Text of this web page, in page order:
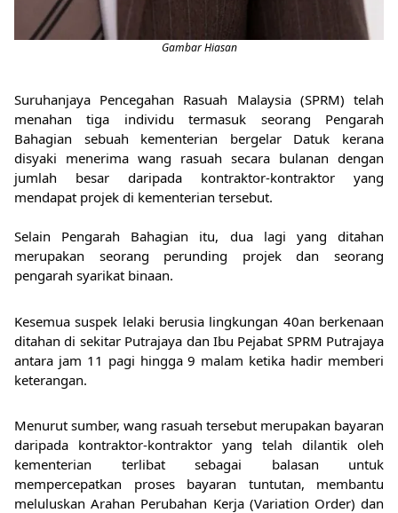
Gambar Hiasan
Suruhanjaya Pencegahan Rasuah Malaysia (SPRM) telah
menahan tiga individu termasuk seorang Pengarah
Bahagian sebuah kementerian bergelar Datuk kerana
disyaki menerima wang rasuah secara bulanan dengan
jumlah besar daripada kontraktor-kontraktor yang
mendapat projek di kementerian tersebut.
Selain Pengarah Bahagian itu, dua lagi yang ditahan
merupakan seorang perunding projek dan seorang
pengarah syarikat binaan.
Kesemua suspek lelaki berusia lingkungan 40an berkenaan
ditahan di sekitar Putrajaya dan Ibu Pejabat SPRM Putrajaya
antara jam 11 pagi hingga 9 malam ketika hadir memberi
keterangan.
Menurut sumber, wang rasuah tersebut merupakan bayaran
daripada kontraktor-kontraktor yang telah dilantik oleh
kementerian terlibat sebagai balasan untuk
mempercepatkan proses bayaran tuntutan, membantu
meluluskan Arahan Perubahan Kerja (Variation Order) dan